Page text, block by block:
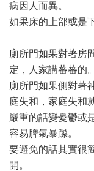
病因人而異。
如果床的上部或是
廁所門如果對著房
定，人家講蕃蕃的。
廁所門如果側對著
庭失和，家庭失和
嚴重的話變憂鬱或
容易脾氣暴躁。
要避免的話其實很
開。